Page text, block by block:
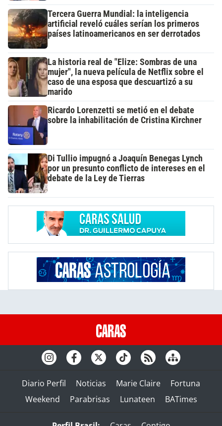
Tercera Guerra Mundial: la inteligencia
artificial reveló cuáles serían los primeros
países latinoamericanos en ser derrotados
La historia real de "Elize: Sombras de una
mujer", la nueva película de Netflix sobre el
caso de una esposa que descuartizó a su
marido
Ricardo Lorenzetti se metió en el debate
sobre la inhabilitación de Cristina Kirchner
Di Tullio impugnó a Joaquín Benegas Lynch
por un presunto conflicto de intereses en el
debate de la Ley de Tierras
Diario Perfil Noticias Marie Claire
Fortuna
Weekend
Parabrisas Lunateen BATimes